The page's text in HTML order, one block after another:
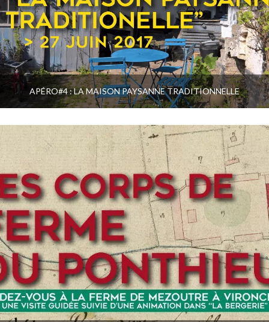
APÉRO#4 : LA MAISON PAYSANNE TRADITIONNELLE